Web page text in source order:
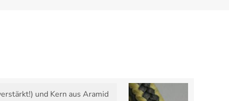
und Kern aus Aramid